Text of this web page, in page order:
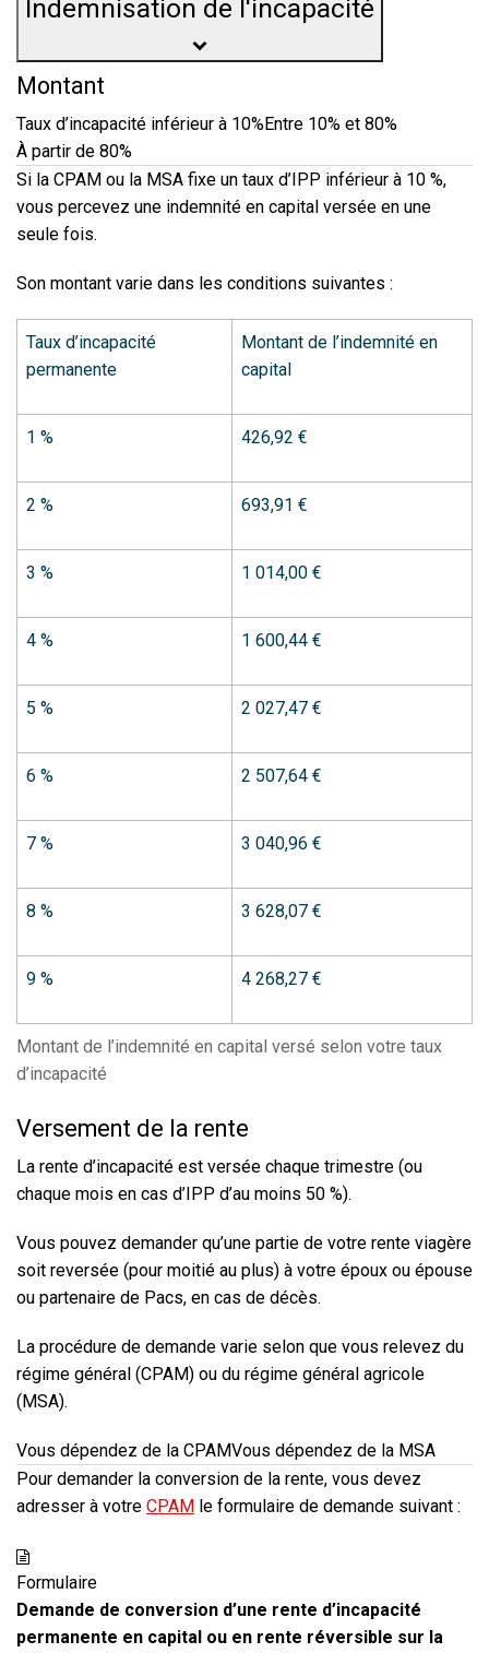
Indemnisation de l'incapacité
Montant
Taux d’incapacité inférieur à 10%Entre 10% et 80%
À partir de 80%
Si la CPAM ou la MSA fixe un taux d’IPP inférieur à 10 %,
vous percevez une indemnité en capital versée en une
seule fois.
Son montant varie dans les conditions suivantes :
Montant de l’indemnité en capital versé selon votre taux
d’incapacité
Taux d’incapacité
permanente
Montant de l’indemnité en
capital
1 % 426,92 €
2 % 693,91 €
3 % 1 014,00 €
4 % 1 600,44 €
5 % 2 027,47 €
6 % 2 507,64 €
7 % 3 040,96 €
8 % 3 628,07 €
9 % 4 268,27 €
Versement de la rente
La rente d’incapacité est versée chaque trimestre (ou
chaque mois en cas d’IPP d’au moins 50 %).
Vous pouvez demander qu’une partie de votre rente viagère
soit reversée (pour moitié au plus) à votre époux ou épouse
ou partenaire de Pacs, en cas de décès.
La procédure de demande varie selon que vous relevez du
régime général (CPAM) ou du régime général agricole
(MSA).
Vous dépendez de la CPAMVous dépendez de la MSA
Pour demander la conversion de la rente, vous devez
adresser à votre CPAM le formulaire de demande suivant :
Formulaire
Demande de conversion d’une rente d’incapacité
permanente en capital ou en rente réversible sur la